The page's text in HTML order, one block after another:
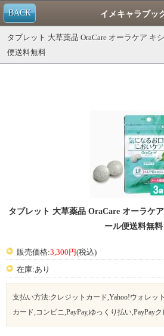
BACK イメキャラブッ
タブレット 大草薬品 OraCare オーラケア キ
便送料無料
タブレット 大草薬品 OraCare オーラケ
ール便送料無料
販売価格:3,300円(税込)
在庫:あり
支払い方法:クレジットカード,Yahoo!ウォレッ
カード,コンビニ,PayPay,ゆっくり払い,PayPayク